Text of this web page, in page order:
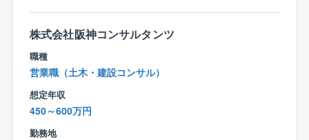
リサーチパーク（KRP）や大阪ガスビルディング等、
大阪・京都を中心に様々な形態のオフィスビルを保有
しています。
「大阪ガス都市開発プライベートリート投資法人」も
設立致しました。
・2025年3月期実績では売上高441億円、経常利益121
株式会社阪神コンサルタンツ
職種
営業職（土木・建設コンサル）
想定年収
450～600万円
勤務地